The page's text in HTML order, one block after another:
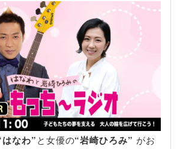
はなわ”と女優の“岩崎ひろみ” がお